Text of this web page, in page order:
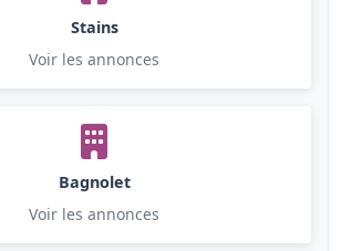
Stains
Voir les annonces
Bagnolet
Voir les annonces